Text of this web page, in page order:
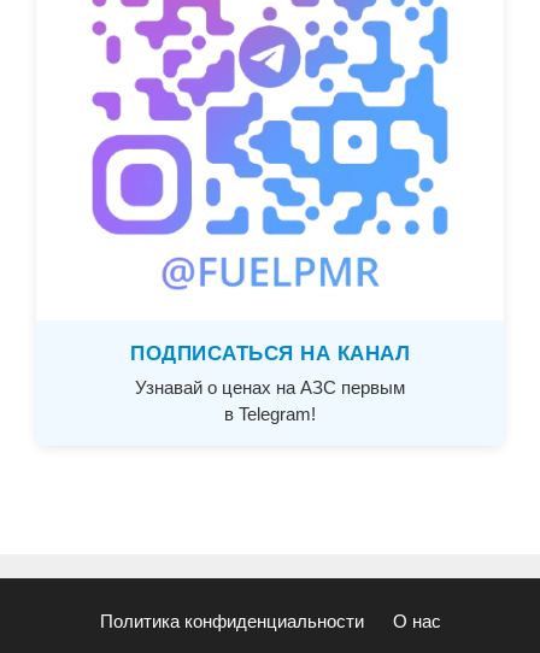
ПОДПИСАТЬСЯ НА КАНАЛ
Узнавай о ценах на АЗС первым
в Telegram!
Политика конфиденциальности О нас